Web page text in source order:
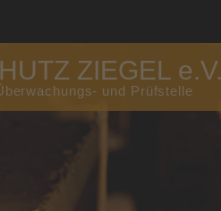
ZIEGEL e.V.
und Prüfstelle